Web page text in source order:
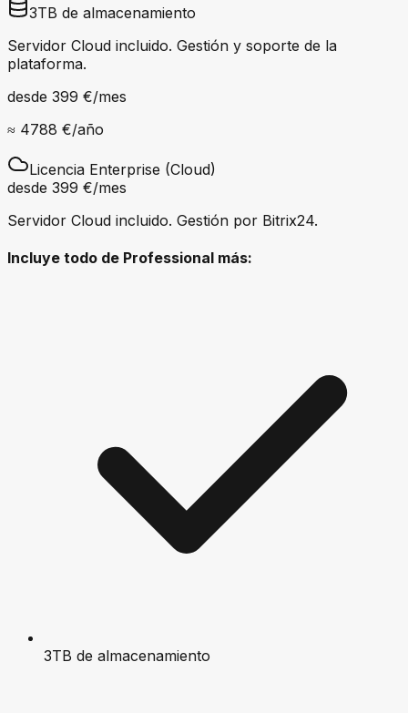
3TB de almacenamiento
Servidor Cloud incluido. Gestión y soporte de la
plataforma.
desde 399 €/mes
≈ 4788 €/año
Licencia Enterprise (Cloud)
desde 399 €/mes
Servidor Cloud incluido. Gestión por Bitrix24.
Incluye todo de Professional más:
3TB de almacenamiento